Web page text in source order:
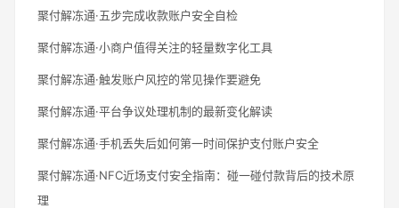
聚付解冻通·五步完成收款账户安全自检
聚付解冻通·小商户值得关注的轻量数字化工具
聚付解冻通·触发账户风控的常见操作要避免
聚付解冻通·平台争议处理机制的最新变化解读
聚付解冻通·手机丢失后如何第一时间保护支付账户安全
聚付解冻通·NFC近场支付安全指南：碰一碰付款背后的技术原
理